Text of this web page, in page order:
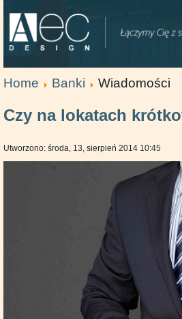
Home Banki Wiadomości
Czy na lokatach
Utworzono: środa, 13, sierpień 2014 10:45